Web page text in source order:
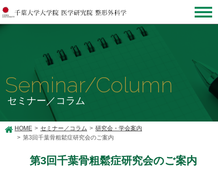
Seminar/Column
セミナー／コラム
HOME セミナー／コラム
研究会・学会案内
第3回千葉骨粗鬆症研究会のご案内
第3回千葉骨粗鬆症研究会のご案内